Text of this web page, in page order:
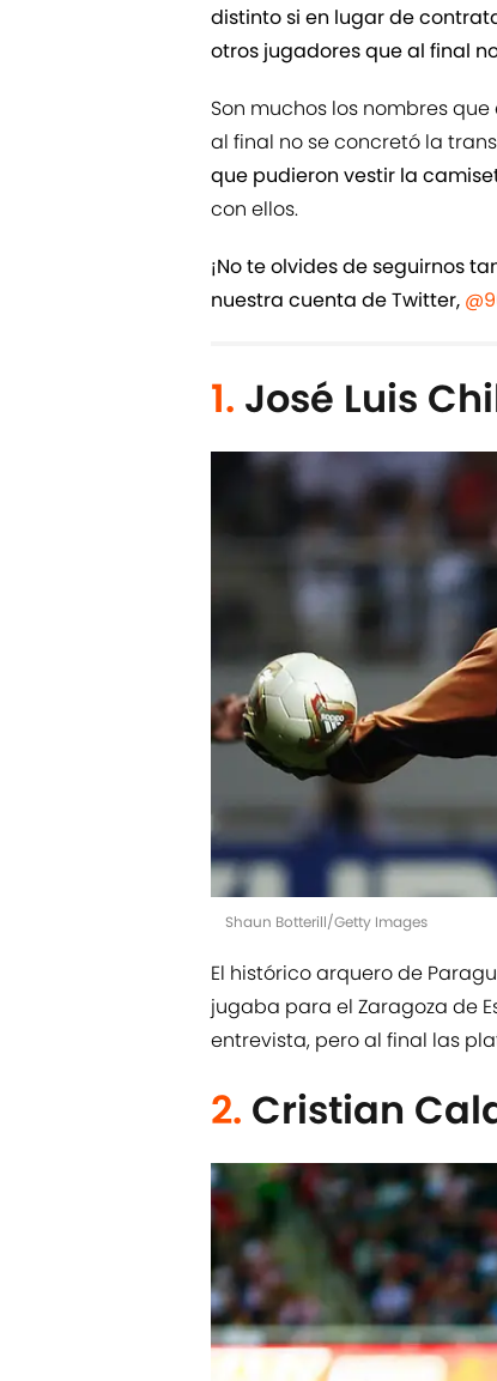
distinto si en lugar de
otros jugadores que al final
Son muchos los nombres
al final no se concretó la
que pudieron vestir la
con ellos.
¡No te olvides de seguirnos
nuestra cuenta de Twitter,
1. José Luis
Shaun Botterill/Getty Images
El histórico arquero de
jugaba para el Zaragoza de
entrevista, pero al final las
2. Cristian